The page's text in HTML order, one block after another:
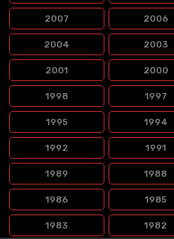
2007 2006
2004 2003
2001 2000
1998 1997
1995 1994
1992 1991
1989 1988
1986 1985
1983 1982